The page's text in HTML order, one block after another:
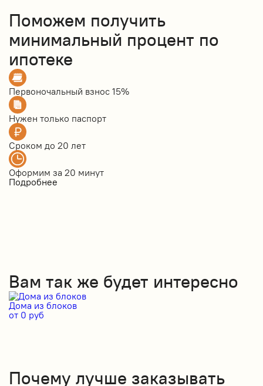
Поможем получить
минимальный процент по
ипотеке
Первоночальный взнос 15%
Нужен только паспорт
Сроком до 20 лет
Оформим за 20 минут
Подробнее
Вам так же будет интересно
Дома из блоков
от 0 руб
Почему лучше заказывать